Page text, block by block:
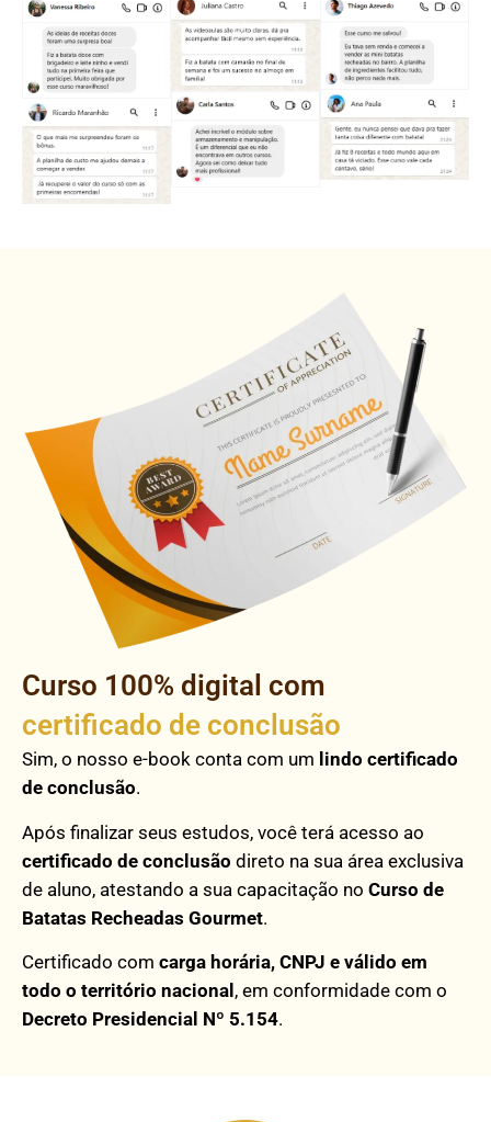
Curso 100% digital com
certificado de conclusão
Sim, o nosso e-book conta com um lindo certificado
de conclusão.
Após finalizar seus estudos, você terá acesso ao
certificado de conclusão direto na sua área exclusiva
de aluno, atestando a sua capacitação no Curso de
Batatas Recheadas Gourmet.
Certificado com carga horária, CNPJ e válido em
todo o território nacional, em conformidade com o
Decreto Presidencial Nº 5.154.